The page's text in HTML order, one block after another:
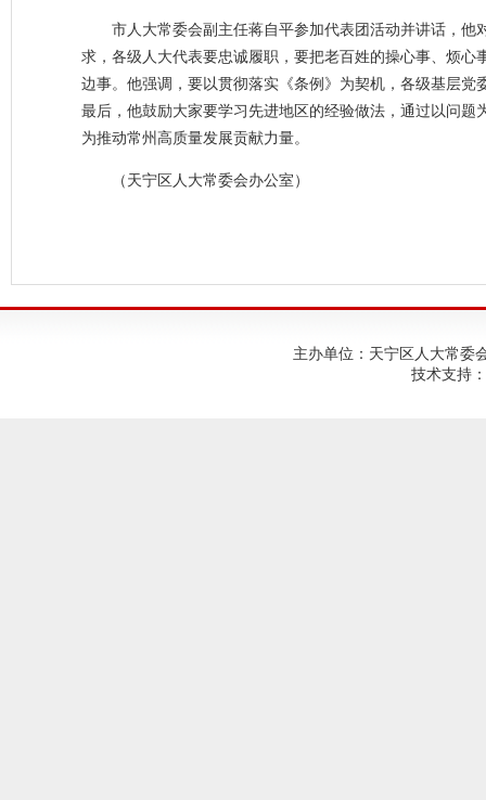
市人大常委会副主任蒋自平参加代表团活动并讲话，他
求，各级人大代表要忠诚履职，要把老百姓的操心事、烦
边事。他强调，要以贯彻落实《条例》为契机，各级基层
最后，他鼓励大家要学习先进地区的经验做法，通过以问
为推动常州高质量发展贡献力量。
（天宁区人大常委会办公室）
主办单位：天宁区人大常委
技术支持